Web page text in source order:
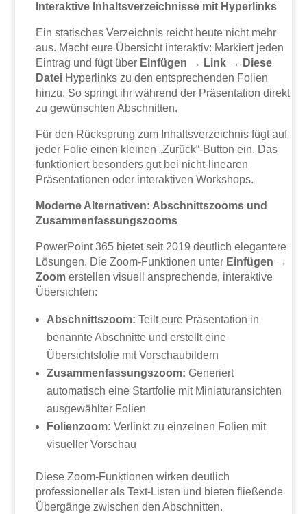
Interaktive Inhaltsverzeichnisse mit Hyperlinks
Ein statisches Verzeichnis reicht heute nicht mehr
aus. Macht eure Übersicht interaktiv: Markiert jeden
Eintrag und fügt über Einfügen → Link → Diese
Datei Hyperlinks zu den entsprechenden Folien
hinzu. So springt ihr während der Präsentation direkt
zu gewünschten Abschnitten.
Für den Rücksprung zum Inhaltsverzeichnis fügt auf
jeder Folie einen kleinen „Zurück“-Button ein. Das
funktioniert besonders gut bei nicht-linearen
Präsentationen oder interaktiven Workshops.
Moderne Alternativen: Abschnittszooms und
Zusammenfassungszooms
PowerPoint 365 bietet seit 2019 deutlich elegantere
Lösungen. Die Zoom-Funktionen unter Einfügen →
Zoom erstellen visuell ansprechende, interaktive
Übersichten:
Abschnittszoom: Teilt eure Präsentation in
benannte Abschnitte und erstellt eine
Übersichtsfolie mit Vorschaubildern
Zusammenfassungszoom: Generiert
automatisch eine Startfolie mit Miniaturansichten
ausgewählter Folien
Folienzoom: Verlinkt zu einzelnen Folien mit
visueller Vorschau
Diese Zoom-Funktionen wirken deutlich
professioneller als Text-Listen und bieten fließende
Übergänge zwischen den Abschnitten.